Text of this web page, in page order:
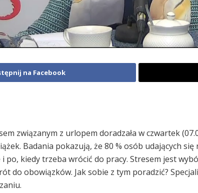
na Facebook
związanym z urlopem doradzała w czwartek
Badania pokazują, że 80 % osób udających
po, kiedy trzeba wrócić do pracy. Stresem jest
do obowiązków. Jak sobie z tym poradzić?